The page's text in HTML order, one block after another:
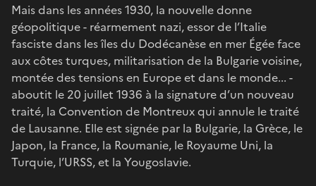
Mais dans les années 1930, la nouvelle donne
géopolitique - réarmement nazi, essor de l’Italie
fasciste dans les îles du Dodécanèse en mer Égée face
aux côtes turques, militarisation de la Bulgarie voisine,
montée des tensions en Europe et dans le monde... -
aboutit le 20 juillet 1936 à la signature d’un nouveau
traité, la Convention de Montreux qui annule le traité
de Lausanne. Elle est signée par la Bulgarie, la Grèce, le
Japon, la France, la Roumanie, le Royaume Uni, la
Turquie, l’URSS, et la Yougoslavie.